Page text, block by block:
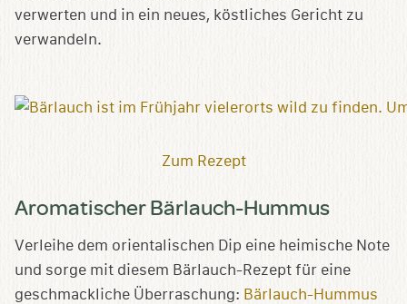
verwerten und in ein neues, köstliches Gericht zu
verwandeln.
Zum Rezept
Aromatischer Bärlauch-Hummus
Verleihe dem orientalischen Dip eine heimische Note
und sorge mit diesem Bärlauch-Rezept für eine
geschmackliche Überraschung: Bärlauch-Hummus